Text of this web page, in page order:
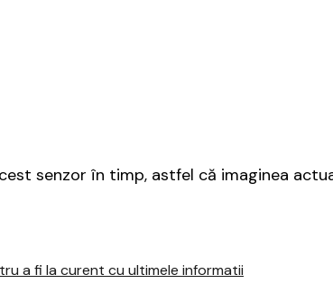
senzor în timp, astfel că imaginea
a fi la curent cu ultimele informatii